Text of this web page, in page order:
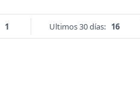
1 Ultimos 30 días: 16